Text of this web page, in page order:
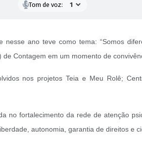
Tom de voz:
ano teve como tema: “Somos
Contagem em um momento de
nos projetos Teia e Meu Rolê;
fortalecimento da rede de atenção
autonomia, garantia de direitos e